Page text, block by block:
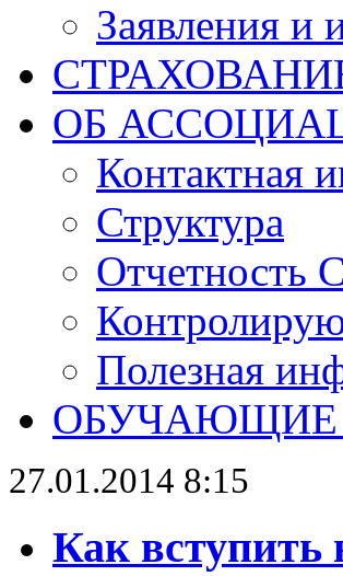
Заявления и
ОБ
Контактная
Структура
Отчетность
Полезная
ОБУЧАЮЩИЕ
27.01.2014 8:15
Как